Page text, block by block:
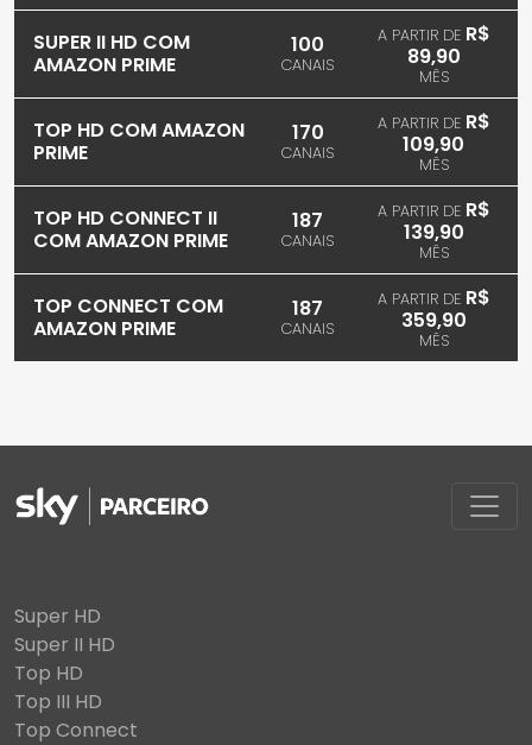
SUPER II HD COM
AMAZON PRIME
100
CANAIS
A PARTIR DE R$
89,90
MÊS
TOP HD COM AMAZON
PRIME
170
CANAIS
A PARTIR DE R$
109,90
MÊS
TOP HD CONNECT II
COM AMAZON PRIME
187
CANAIS
A PARTIR DE R$
139,90
MÊS
TOP CONNECT COM
AMAZON PRIME
187
CANAIS
A PARTIR DE R$
359,90
MÊS
Super HD
Super II HD
Top HD
Top III HD
Top Connect